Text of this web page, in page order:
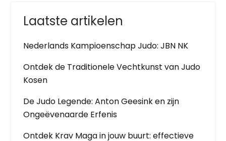
Laatste artikelen
Nederlands Kampioenschap Judo: JBN NK
Ontdek de Traditionele Vechtkunst van Judo
Kosen
De Judo Legende: Anton Geesink en zijn
Ongeëvenaarde Erfenis
Ontdek Krav Maga in jouw buurt: effectieve